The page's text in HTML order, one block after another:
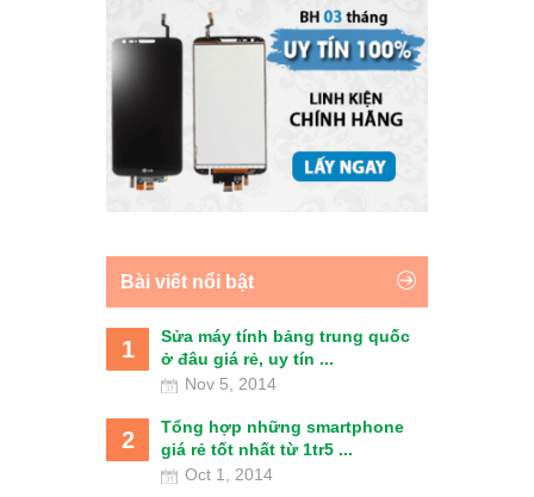
Bài viết nổi bật
1
Sửa máy tính bảng trung quốc
ở đâu giá rẻ, uy tín ...
Nov 5, 2014
2
Tổng hợp những smartphone
giá rẻ tốt nhất từ 1tr5 ...
Oct 1, 2014